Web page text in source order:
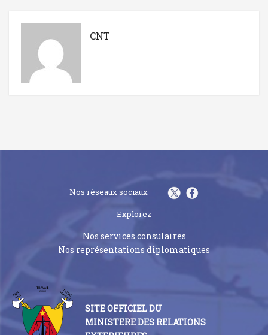
CNT
Nos réseaux sociaux
Explorez
Nos services consulaires
Nos représentations diplomatiques
SITE OFFICIEL DU
MINISTERE DES RELATIONS